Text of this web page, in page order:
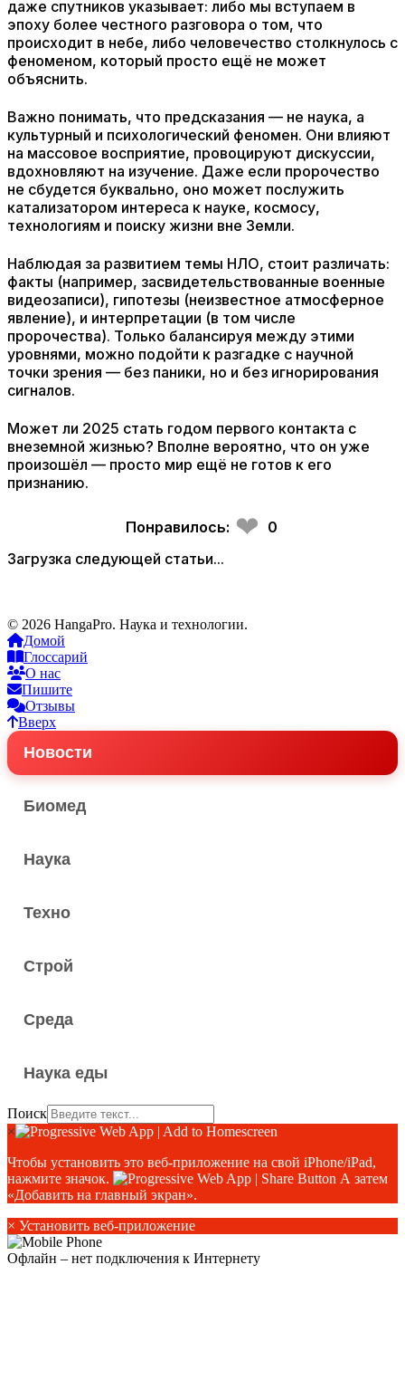
даже спутников указывает: либо мы вступаем в
эпоху более честного разговора о том, что
происходит в небе, либо человечество столкнулось с
феноменом, который просто ещё не может
объяснить.
Важно понимать, что предсказания — не наука, а
культурный и психологический феномен. Они влияют
на массовое восприятие, провоцируют дискуссии,
вдохновляют на изучение. Даже если пророчество
не сбудется буквально, оно может послужить
катализатором интереса к науке, космосу,
технологиям и поиску жизни вне Земли.
Наблюдая за развитием темы НЛО, стоит различать:
факты (например, засвидетельствованные военные
видеозаписи), гипотезы (неизвестное атмосферное
явление), и интерпретации (в том числе
пророчества). Только балансируя между этими
уровнями, можно подойти к разгадке с научной
точки зрения — без паники, но и без игнорирования
сигналов.
Может ли 2025 стать годом первого контакта с
внеземной жизнью? Вполне вероятно, что он уже
произошёл — просто мир ещё не готов к его
признанию.
Понравилось: ❤ 0
Загрузка следующей статьи...
© 2026 HangaPro. Наука и технологии.
Домой
Глоссарий
О нас
Пишите
Отзывы
Вверх
Новости
Биомед
Наука
Техно
Строй
Среда
Наука еды
Поиск
×
Чтобы установить это веб-приложение на свой iPhone/iPad,
нажмите значок.
А затем
«Добавить на главный экран».
× Установить веб-приложение
Офлайн – нет подключения к Интернету